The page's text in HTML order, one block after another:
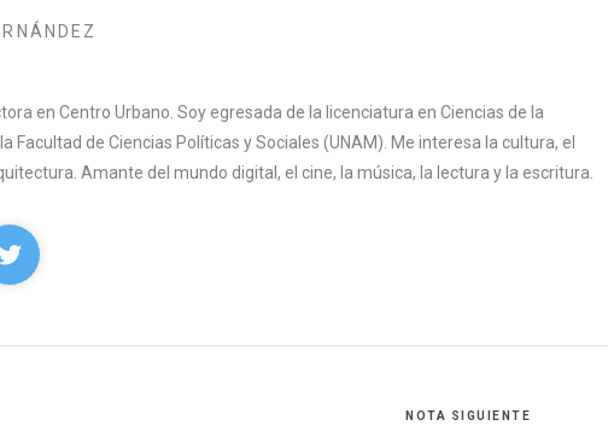
en Centro Urbano. Soy egresada de la licenciatura en Ciencias de la
Facultad de Ciencias Políticas y Sociales (UNAM). Me interesa la cultura, el
Amante del mundo digital, el cine, la música, la lectura y la escritura.
NOTA SIGUIENTE